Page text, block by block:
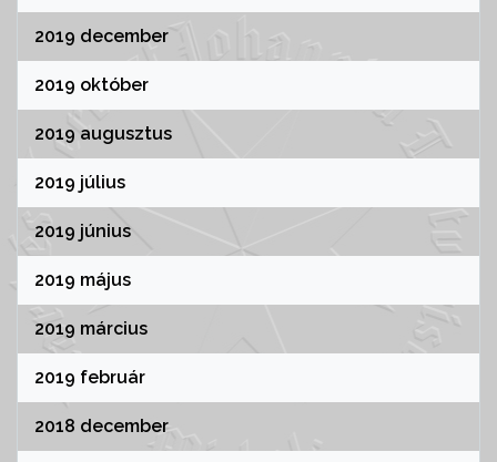
2019 december
2019 október
2019 augusztus
2019 július
2019 június
2019 május
2019 március
2019 február
2018 december